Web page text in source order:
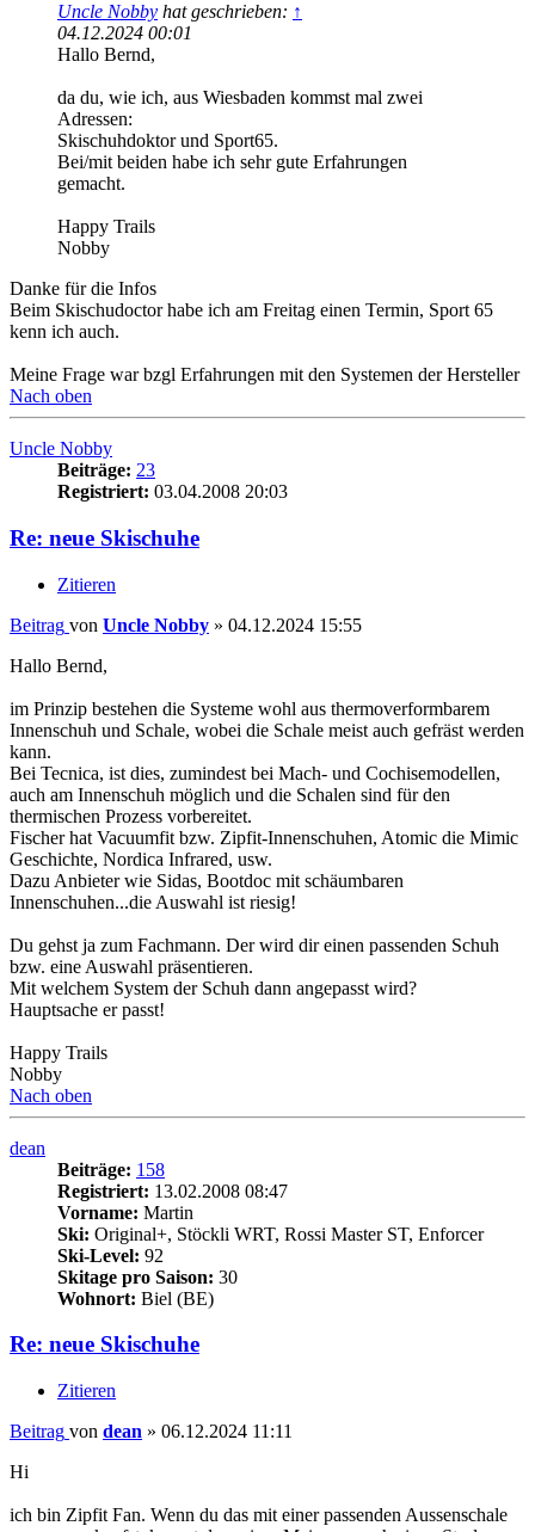
Uncle Nobby hat geschrieben: ↑
04.12.2024 00:01
Hallo Bernd,
da du, wie ich, aus Wiesbaden kommst mal zwei
Adressen:
Skischuhdoktor und Sport65.
Bei/mit beiden habe ich sehr gute Erfahrungen
gemacht.
Happy Trails
Nobby
Danke für die Infos
Beim Skischudoctor habe ich am Freitag einen Termin, Sport 65
kenn ich auch.
Meine Frage war bzgl Erfahrungen mit den Systemen der Hersteller
Nach oben
Uncle Nobby
Beiträge: 23
Registriert: 03.04.2008 20:03
Re: neue Skischuhe
Zitieren
Beitrag von Uncle Nobby » 04.12.2024 15:55
Hallo Bernd,
im Prinzip bestehen die Systeme wohl aus thermoverformbarem
Innenschuh und Schale, wobei die Schale meist auch gefräst werden
kann.
Bei Tecnica, ist dies, zumindest bei Mach- und Cochisemodellen,
auch am Innenschuh möglich und die Schalen sind für den
thermischen Prozess vorbereitet.
Fischer hat Vacuumfit bzw. Zipfit-Innenschuhen, Atomic die Mimic
Geschichte, Nordica Infrared, usw.
Dazu Anbieter wie Sidas, Bootdoc mit schäumbaren
Innenschuhen...die Auswahl ist riesig!
Du gehst ja zum Fachmann. Der wird dir einen passenden Schuh
bzw. eine Auswahl präsentieren.
Mit welchem System der Schuh dann angepasst wird?
Hauptsache er passt!
Happy Trails
Nobby
Nach oben
dean
Beiträge: 158
Registriert: 13.02.2008 08:47
Vorname: Martin
Ski: Original+, Stöckli WRT, Rossi Master ST, Enforcer
Ski-Level: 92
Skitage pro Saison: 30
Wohnort: Biel (BE)
Re: neue Skischuhe
Zitieren
Beitrag von dean » 06.12.2024 11:11
Hi
ich bin Zipfit Fan. Wenn du das mit einer passenden Aussenschale